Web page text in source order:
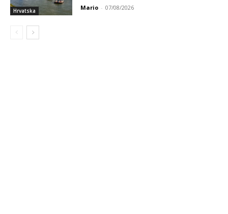
Hrvatska Mario - 07/08/2026